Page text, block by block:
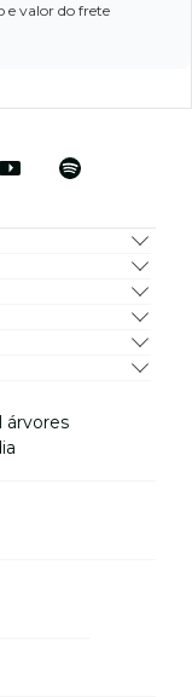
e valor do frete